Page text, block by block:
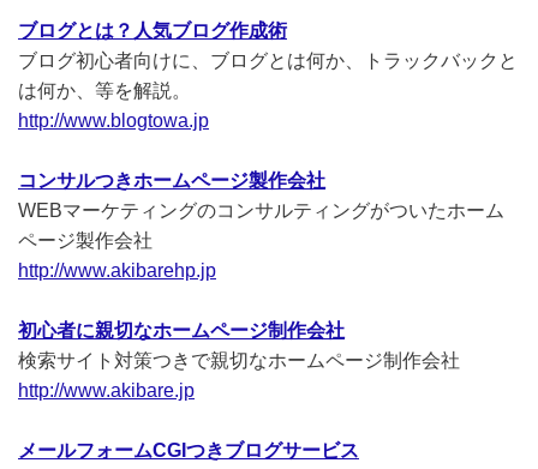
ブログとは？人気ブログ作成術
ブログ初心者向けに、ブログとは何か、トラックバックと
は何か、等を解説。
http://www.blogtowa.jp
コンサルつきホームページ製作会社
WEBマーケティングのコンサルティングがついたホーム
ページ製作会社
http://www.akibarehp.jp
初心者に親切なホームページ制作会社
検索サイト対策つきで親切なホームページ制作会社
http://www.akibare.jp
メールフォームCGIつきブログサービス